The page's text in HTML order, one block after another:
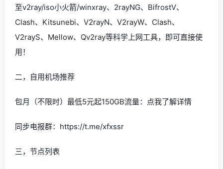
至v2ray/iso小火箭/winxray、2rayNG、BifrostV、
Clash、Kitsunebi、V2rayN、V2rayW、Clash、
V2rayS、Mellow、Qv2ray等科学上网工具，即可直接使
用！
二，自用机场推荐
包月（不限时）最低5元起150GB流量：点我了解详情
同步电报群：https://t.me/xfxssr
三，节点列表